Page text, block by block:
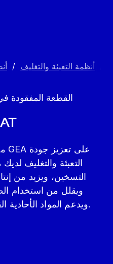
أنظمة التعبئة والتغليف /
القطعة المفقودة
التعبئة والتغليف
ويدعم المواد الأحادية القابلة لإعادة التدوير بكل ثقة.